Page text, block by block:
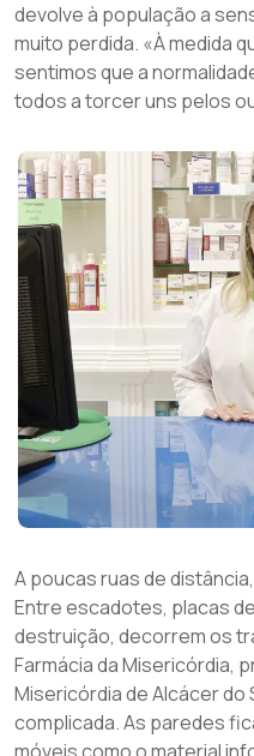
devolve à população a
muito perdida. «À medida
sentimos que a
todos a torcer uns pelos
A poucas ruas de
Entre escadotes, placas
destruição, decorrem os
Farmácia da Misericórdia,
Misericórdia de Alcácer do
complicada. As paredes
móveis como o material